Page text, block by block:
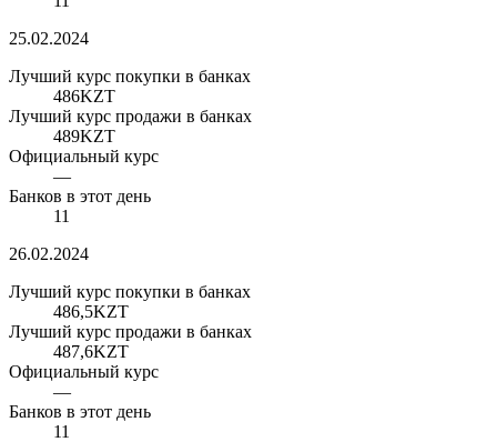
25.02.2024
Лучший курс покупки в банках
486KZT
Лучший курс продажи в банках
489KZT
Официальный курс
—
Банков в этот день
11
26.02.2024
Лучший курс покупки в банках
486,5KZT
Лучший курс продажи в банках
487,6KZT
Официальный курс
—
Банков в этот день
11